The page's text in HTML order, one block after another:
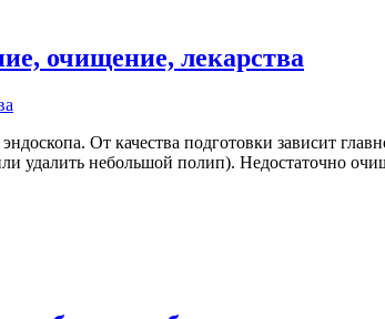
очищение, лекарства
От качества подготовки зависит
удалить небольшой полип). Недостаточно